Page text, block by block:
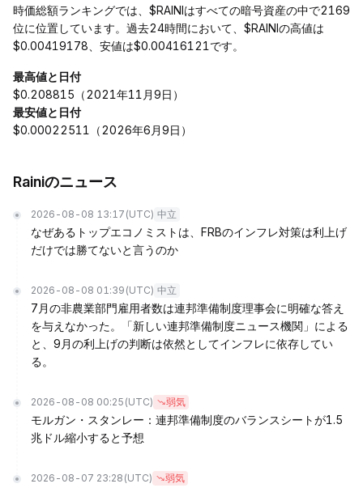
時価総額ランキングでは、$RAINIはすべての暗号資産の中で2169
位に位置しています。過去24時間において、$RAINIの高値は
$0.00419178、安値は$0.00416121です。
最高値と日付
$0.208815（2021年11月9日）
最安値と日付
$0.00022511（2026年6月9日）
Rainiのニュース
2026-08-08 13:17 (UTC) 中立
なぜあるトップエコノミストは、FRBのインフレ対策は利上げ
だけでは勝てないと言うのか
2026-08-08 01:39 (UTC) 中立
7月の非農業部門雇用者数は連邦準備制度理事会に明確な答え
を与えなかった。「新しい連邦準備制度ニュース機関」による
と、9月の利上げの判断は依然としてインフレに依存してい
る。
2026-08-08 00:25 (UTC) 弱気
モルガン・スタンレー：連邦準備制度のバランスシートが1.5
兆ドル縮小すると予想
2026-08-07 23:28 (UTC) 弱気